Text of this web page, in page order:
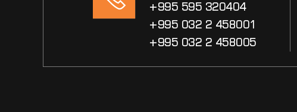
+995 595 320404
+995 032 2 458001
+995 032 2 458005